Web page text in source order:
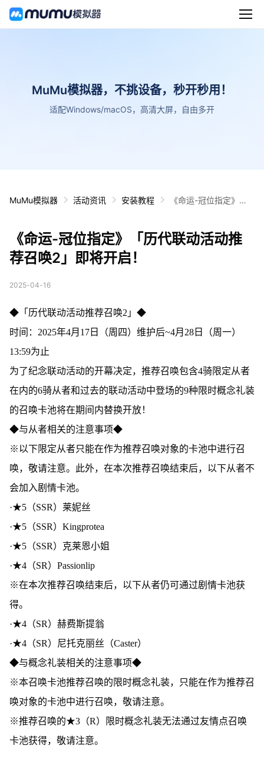
MuMu模拟器，不挑设备，秒开秒用！
适配Windows/macOS，高清大屏，自由多开
MuMu模拟器 活动资讯 安装教程
《命运-冠位指定》
《命运-冠位指定》「历代联动活动推
荐召唤2」即将开启！
2025-04-16
◆「历代联动活动推荐召唤2」◆
时间：2025年4月17日（周四）维护后~4月28日（周一）
13:59为止
为了纪念联动活动的开幕决定，推荐召唤包含4骑限定从者
在内的6骑从者和过去的联动活动中登场的9种限时概念礼装
的召唤卡池将在期间内替换开放！
◆与从者相关的注意事项◆
※以下限定从者只能在作为推荐召唤对象的卡池中进行召
唤，敬请注意。此外，在本次推荐召唤结束后，以下从者不
会加入剧情卡池。
·★5（SSR）莱妮丝
·★5（SSR）Kingprotea
·★5（SSR）克莱恩小姐
·★4（SR）Passionlip
※在本次推荐召唤结束后，以下从者仍可通过剧情卡池获
得。
·★4（SR）赫费斯提翁
·★4（SR）尼托克丽丝（Caster）
◆与概念礼装相关的注意事项◆
※本召唤卡池推荐召唤的限时概念礼装，只能在作为推荐召
唤对象的卡池中进行召唤，敬请注意。
※推荐召唤的★3（R）限时概念礼装无法通过友情点召唤
卡池获得，敬请注意。